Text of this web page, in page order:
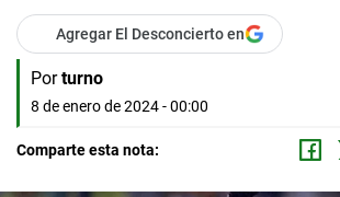
Agregar El Desconcierto en
Por turno
8 de enero de 2024 - 00:00
Comparte esta nota: